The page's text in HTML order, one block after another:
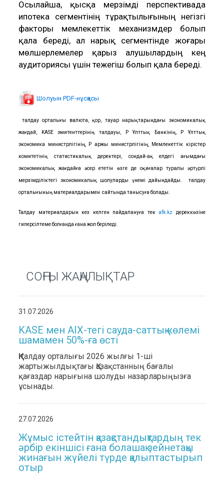
Осылайша, қысқа мерзімді перспективада
ипотека сегментінің тұрақтылығының негізгі
факторы мемлекеттік механизмдер болып
қала береді, ал нарық сегментінде жоғары
мөлшерлемелер қарыз алушылардың кең
аудиториясы үшін тежегіш болып қала береді.
Шолуын PDF-нұсқасы
ҚҚҚ талдау орталығы валюта, қор, тауар нарықтарындағы экономикалық
жағдай, KASE эмитенттерінің талдауы, ҚР Ұлттық Банкінің, ҚР Ұлттық
экономика министрлігінің, ҚР Қаржы министрлігінің, Мемлекеттік кірістер
комитетінің статистикалық деректері, сондай-ақ елдегі ағымдағы
экономикалық жағдайға әсер ететін өзге де оқиғалар туралы әртүрлі
мерзімділіктегі экономикалық шолуларды үнемі дайындайды. ҚҚҚ талдау
орталығының материалдарымен ҚҚҚ сайтында танысуға болады.
Талдау материалдарын кез келген пайдалануға текafk.kz дереккөзіне
гиперсілтеме болғанда ғана жол беріледі.
СОҢҒЫ ЖАҢАЛЫҚТАР
31.07.2026
KASE мен AIX-тегі сауда-саттық көлемі
шамамен 50%-ға өсті
ҚҚҚ талдау орталығы 2026 жылғы 1-ші
жартыжылдықтағы Қазақстанның бағалы
қағаздар нарығына шолуды назарларыңызға
ұсынады.
27.07.2026
Жұмыс істейтін қазақстандықтардың тек
әрбір екіншісі ғана болашақ зейнетақы
жинағын жүйелі түрде қалыптастырып
отыр